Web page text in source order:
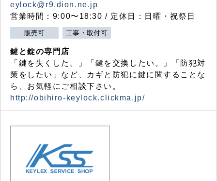
eylock@r9.dion.ne.jp
営業時間：9:00〜18:30 / 定休日：日曜・祝祭日
販売可 工事・取付可
鍵と錠の専門店
「鍵を失くした。」「鍵を交換したい。」「防犯対
策をしたい」など、カギと防犯に鍵に関することな
ら、お気軽にご相談下さい。
http://obihiro-keylock.clickma.jp/